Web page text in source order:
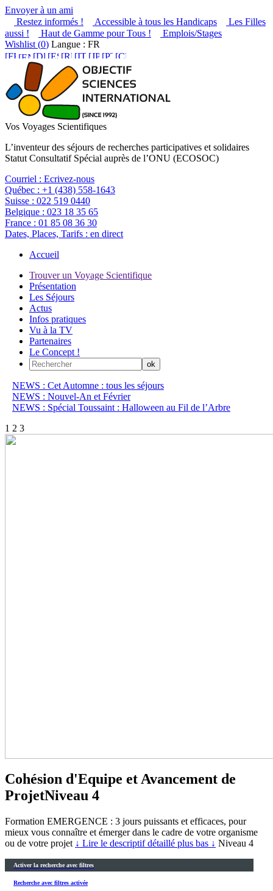
Envoyer à un ami
Restez informés !
Accessible à tous les Handicaps
Les Filles
aussi !
Haut de Gamme pour Tous !
Emplois/Stages
Wishlist (0) Langue : FR
Vos Voyages Scientifiques
L’inventeur des séjours de recherches participatives et solidaires
Statut Consultatif Spécial auprès de l’ONU (ECOSOC)
Courriel : Ecrivez-nous
Québec : +1 (438) 558-1643
Suisse : 022 519 0440
Belgique : 023 18 35 65
France : 01 85 08 36 30
Dates, Places, Tarifs : en direct
Accueil
Trouver un Voyage Scientifique
Présentation
Les Séjours
Actus
Infos pratiques
Vu à la TV
Partenaires
Le Concept !
NEWS : Cet Automne : tous les séjours
NEWS : Nouvel-An et Février
NEWS : Spécial Toussaint : Halloween au Fil de l’Arbre
1 2 3
Cohésion d'Equipe et Avancement de
ProjetNiveau 4
Formation EMERGENCE : 3 jours puissants et efficaces, pour
mieux vous connaître et émerger dans le cadre de votre organisme
ou de votre projet ↓ Lire le descriptif détaillé plus bas ↓ Niveau 4
Activer la recherche avec filtres
Recherche avec filtres activée